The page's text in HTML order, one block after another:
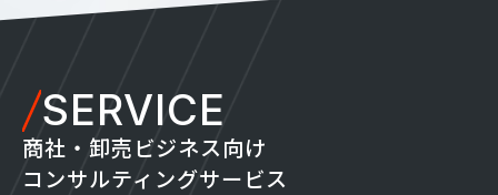
SERVICE
商社・卸売ビジネス向け
コンサルティングサービス